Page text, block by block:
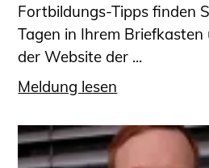
Fortbildungs-Tipps finden
Tagen in Ihrem
der Website der ...
Meldung lesen